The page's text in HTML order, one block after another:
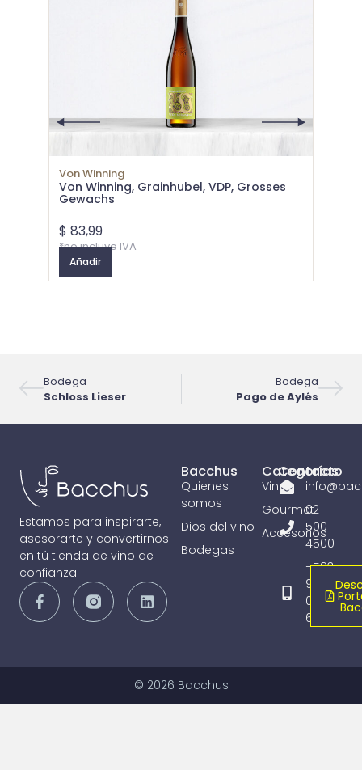
Von Winning
Von Winning, Grainhubel, VDP, Grosses
Gewachs
$ 83,99
*no incluye IVA
Añadir
Bodega
Schloss Lieser
Bodega
Pago de Aylés
Estamos para inspirarte,
asesorarte y convertirnos
en tú tienda de vino de
confianza.
Bacchus
Quienes
somos
Dios del vino
Bodegas
Categorías
Vinos
Gourmet
Accesorios
Contacto
02
500
4500
+593
98
065
6836
© 2026 Bacchus